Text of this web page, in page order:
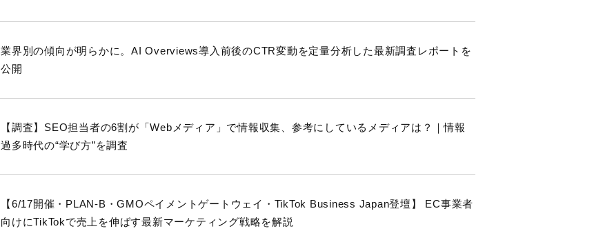
業界別の傾向が明らかに。AI Overviews導入前後のCTR変動を定量分析した最新調査レポートを
公開
【調査】SEO担当者の6割が「Webメディア」で情報収集、参考にしているメディアは？｜情報
過多時代の“学び方”を調査
【6/17開催・PLAN-B・GMOペイメントゲートウェイ・TikTok Business Japan登壇】 EC事業者
向けにTikTokで売上を伸ばす最新マーケティング戦略を解説